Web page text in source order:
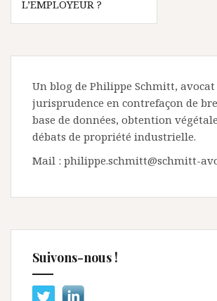
L’EMPLOYEUR ?
Un blog de Philippe Schmitt, avocat
jurisprudence en contrefaçon de
base de données, obtention
débats de propriété industrielle.
Mail : philippe.schmitt@schmitt-
Suivons-nous !